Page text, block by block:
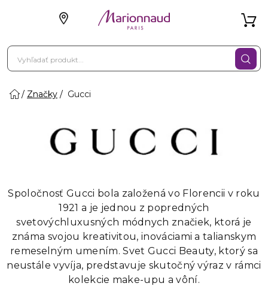
Značky Gucci
Spoločnosť Gucci bola založená vo Florencii v roku
1921 a je jednou z popredných
svetovýchluxusných módnych značiek, ktorá je
známa svojou kreativitou, inováciami a talianskym
remeselným umením. Svet Gucci Beauty, ktorý sa
neustále vyvíja, predstavuje skutočný výraz v rámci
kolekcie make-upu a vôní.